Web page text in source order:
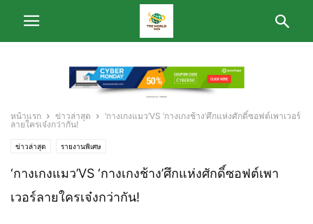
หน้าแรก ข่าวล่าสุด
‘กางเกงแมว’VS ‘กางเกงช้าง’ศึกแห่งศักดิ์ซอฟต์เพาเวอร์
ลายใครเจ๋งกว่ากัน!
ข่าวล่าสุด รายงานพิเศษ
‘กางเกงแมว’VS ‘กางเกงช้าง’ศึกแห่งศักดิ์ซอฟต์เพา
เวอร์ลายใครเจ๋งกว่ากัน!